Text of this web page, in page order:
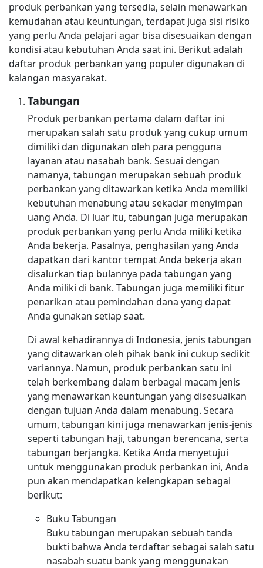
produk perbankan yang tersedia, selain menawarkan
kemudahan atau keuntungan, terdapat juga sisi risiko
yang perlu Anda pelajari agar bisa disesuaikan dengan
kondisi atau kebutuhan Anda saat ini. Berikut adalah
daftar produk perbankan yang populer digunakan di
kalangan masyarakat.
Tabungan
Produk perbankan pertama dalam daftar ini
merupakan salah satu produk yang cukup umum
dimiliki dan digunakan oleh para pengguna
layanan atau nasabah bank. Sesuai dengan
namanya, tabungan merupakan sebuah produk
perbankan yang ditawarkan ketika Anda memiliki
kebutuhan menabung atau sekadar menyimpan
uang Anda. Di luar itu, tabungan juga merupakan
produk perbankan yang perlu Anda miliki ketika
Anda bekerja. Pasalnya, penghasilan yang Anda
dapatkan dari kantor tempat Anda bekerja akan
disalurkan tiap bulannya pada tabungan yang
Anda miliki di bank. Tabungan juga memiliki fitur
penarikan atau pemindahan dana yang dapat
Anda gunakan setiap saat.
Di awal kehadirannya di Indonesia, jenis tabungan
yang ditawarkan oleh pihak bank ini cukup sedikit
variannya. Namun, produk perbankan satu ini
telah berkembang dalam berbagai macam jenis
yang menawarkan keuntungan yang disesuaikan
dengan tujuan Anda dalam menabung. Secara
umum, tabungan kini juga menawarkan jenis-jenis
seperti tabungan haji, tabungan berencana, serta
tabungan berjangka. Ketika Anda menyetujui
untuk menggunakan produk perbankan ini, Anda
pun akan mendapatkan kelengkapan sebagai
berikut:
Buku Tabungan
Buku tabungan merupakan sebuah tanda
bukti bahwa Anda terdaftar sebagai salah satu
nasabah suatu bank yang menggunakan